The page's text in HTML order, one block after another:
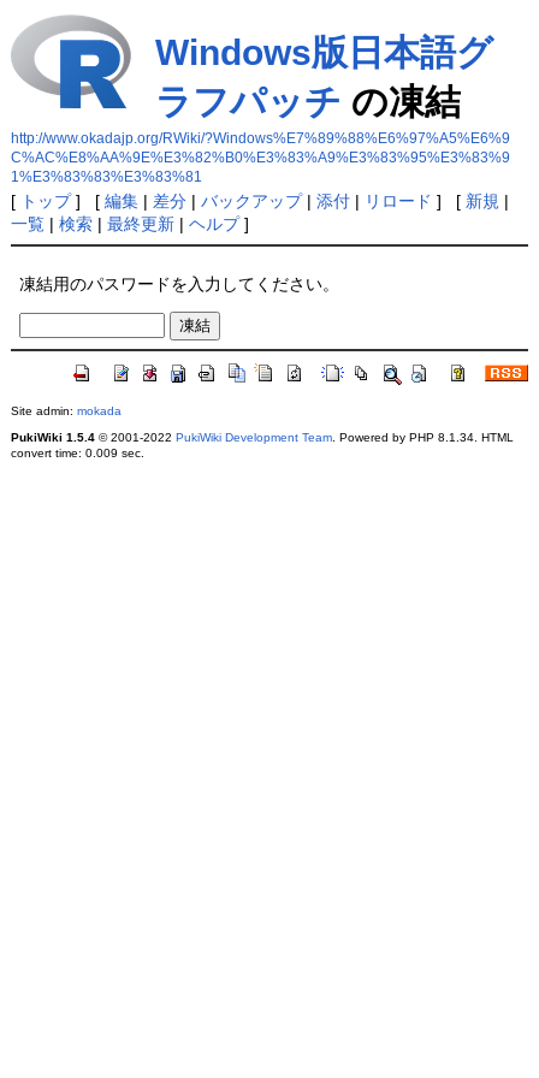
Windows版日本語グ
ラフパッチ の凍結
http://www.okadajp.org/RWiki/?Windows%E7%89%88%E6%97%A5%E6%9
C%AC%E8%AA%9E%E3%82%B0%E3%83%A9%E3%83%95%E3%83%9
1%E3%83%83%E3%83%81
[ トップ] [ 編集| 差分| バックアップ| 添付| リロード ] [ 新規 |
一覧| 検索| 最終更新| ヘルプ]
凍結用のパスワードを入力してください。
Site admin: mokada
PukiWiki 1.5.4© 2001-2022 PukiWiki Development Team. Powered by PHP 8.1.34. HTML
convert time: 0.009 sec.